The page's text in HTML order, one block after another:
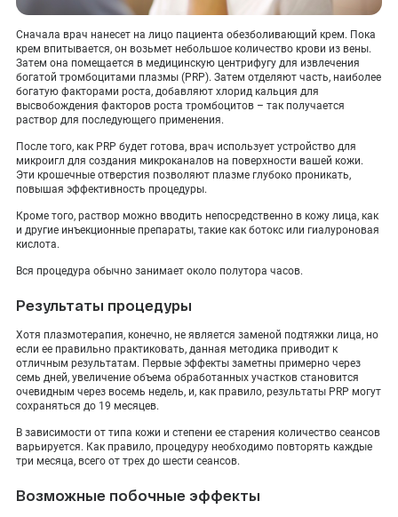
Сначала врач нанесет на лицо пациента обезболивающий крем. Пока
крем впитывается, он возьмет небольшое количество крови из вены.
Затем она помещается в медицинскую центрифугу для извлечения
богатой тромбоцитами плазмы (PRP). Затем отделяют часть, наиболее
богатую факторами роста, добавляют хлорид кальция для
высвобождения факторов роста тромбоцитов – так получается
раствор для последующего применения.
После того, как PRP будет готова, врач использует устройство для
микроигл для создания микроканалов на поверхности вашей кожи.
Эти крошечные отверстия позволяют плазме глубоко проникать,
повышая эффективность процедуры.
Кроме того, раствор можно вводить непосредственно в кожу лица, как
и другие инъекционные препараты, такие как ботокс или гиалуроновая
кислота.
Вся процедура обычно занимает около полутора часов.
Результаты процедуры
Хотя плазмотерапия, конечно, не является заменой подтяжки лица, но
если ее правильно практиковать, данная методика приводит к
отличным результатам. Первые эффекты заметны примерно через
семь дней, увеличение объема обработанных участков становится
очевидным через восемь недель, и, как правило, результаты PRP могут
сохраняться до 19 месяцев.
В зависимости от типа кожи и степени ее старения количество сеансов
варьируется. Как правило, процедуру необходимо повторять каждые
три месяца, всего от трех до шести сеансов.
Возможные побочные эффекты